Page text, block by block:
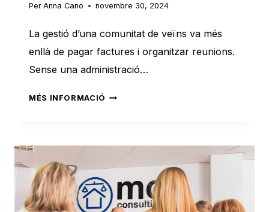
Per Anna Cano novembre 30, 2024
La gestió d’una comunitat de veïns va més
enllà de pagar factures i organitzar reunions.
Sense una administració…
MÉS INFORMACIÓ AIXÒ
POT
PASSAR
PER